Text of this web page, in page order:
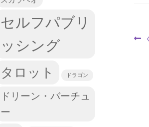
投
セルフパブリ
ッシング
タロット ドラゴン
ドリーン・バーチュ
ー